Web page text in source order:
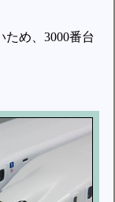
め、3000番台